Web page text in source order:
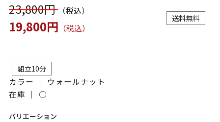
23,800円（税込）
19,800円 （税込）
送料無料
組立10分
カラー ｜ ウォールナット
在庫 ｜ ○
バリエーション